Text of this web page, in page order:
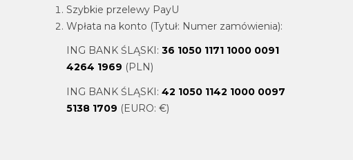
Szybkie przelewy PayU
Wpłata na konto (Tytuł: Numer zamówienia):
ING BANK ŚLĄSKI:36 1050 1171 1000 0091
4264 1969 (PLN)
ING BANK ŚLĄSKI:42 1050 1142 1000 0097
5138 1709 (EURO: €)